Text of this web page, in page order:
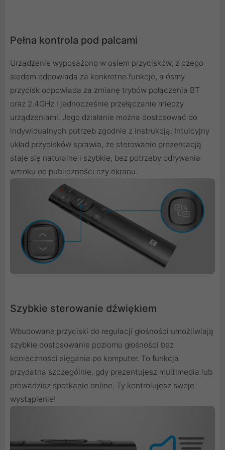
Pełna kontrola pod palcami
Urządzenie wyposażono w osiem przycisków, z czego
siedem odpowiada za konkretne funkcje, a ósmy
przycisk odpowiada za zmianę trybów połączenia BT
oraz 2.4GHz i jednocześnie przełączanie miedzy
urządzeniami. Jego działanie można dostosować do
indywidualnych potrzeb zgodnie z instrukcją. Intuicyjny
układ przycisków sprawia, że sterowanie prezentacją
staje się naturalne i szybkie, bez potrzeby odrywania
wzroku od publiczności czy ekranu.
Szybkie sterowanie dźwiękiem
Wbudowane przyciski do regulacji głośności umożliwiają
szybkie dostosowanie poziomu głośności bez
konieczności sięgania po komputer. To funkcja
przydatna szczególnie, gdy prezentujesz multimedia lub
prowadzisz spotkanie online. Ty kontrolujesz swoje
wystąpienie!